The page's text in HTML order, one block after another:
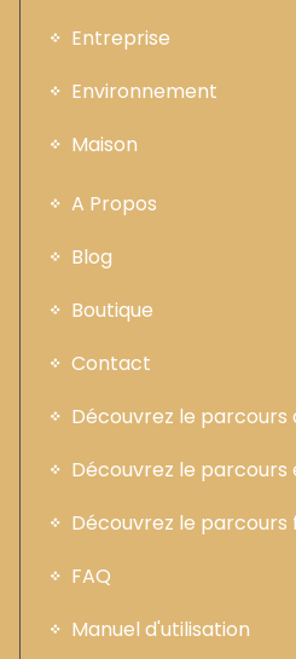
Entreprise
Environnement
Maison
A Propos
Blog
Boutique
Contact
Découvrez le parcours
Découvrez le
Découvrez le parcours
FAQ
Manuel d'utilisation